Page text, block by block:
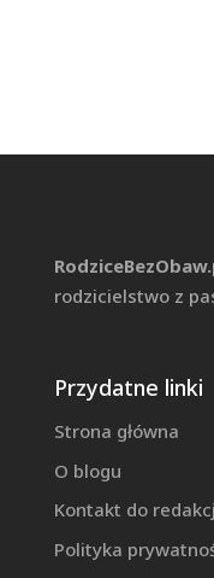
rodzicielstwo z
Przydatne linki
Strona główna
O blogu
Kontakt do
Polityka